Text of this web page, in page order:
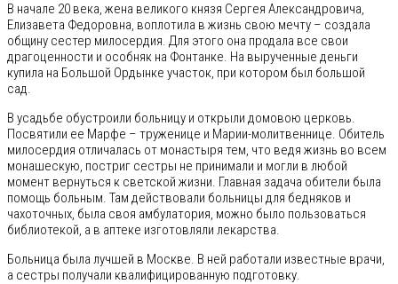
В начале 20 века, жена великого князя Сергея Александровича,
Елизавета Федоровна, воплотила в жизнь свою мечту – создала
общину сестер милосердия. Для этого она продала все свои
драгоценности и особняк на Фонтанке. На вырученные деньги
купила на Большой Ордынке участок, при котором был большой
сад.
В усадьбе обустроили больницу и открыли домовою церковь.
Посвятили ее Марфе – труженице и Марии-молитвеннице. Обитель
милосердия отличалась от монастыря тем, что ведя жизнь во всем
монашескую, постриг сестры не принимали и могли в любой
момент вернуться к светской жизни. Главная задача обители была
помощь больным. Там действовали больницы для бедняков и
чахоточных, была своя амбулатория, можно было пользоваться
библиотекой, а в аптеке изготовляли лекарства.
Больница была лучшей в Москве. В ней работали известные врачи,
а сестры получали квалифицированную подготовку.